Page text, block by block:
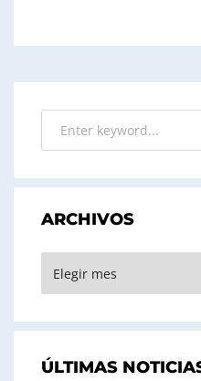
ARCHIVOS
ÚLTIMAS